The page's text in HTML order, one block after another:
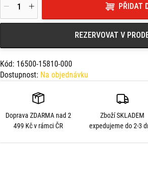
PŘIDAT
REZERVOVAT V
Kód: 16500-15810-000
Dostupnost: Na objednávku
Doprava ZDARMAnad 2
499 Kč v rámci ČR
Zboží SKLADEM
expedujeme do 2-3